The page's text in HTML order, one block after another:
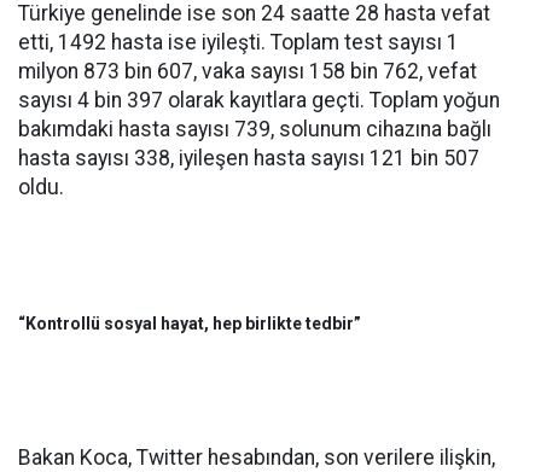
Türkiye genelinde ise son 24 saatte 28 hasta vefat
etti, 1492 hasta ise iyileşti. Toplam test sayısı 1
milyon 873 bin 607, vaka sayısı 158 bin 762, vefat
sayısı 4 bin 397 olarak kayıtlara geçti. Toplam yoğun
bakımdaki hasta sayısı 739, solunum cihazına bağlı
hasta sayısı 338, iyileşen hasta sayısı 121 bin 507
oldu.
“Kontrollü sosyal hayat, hep birlikte tedbir”
Bakan Koca, Twitter hesabından, son verilere ilişkin,